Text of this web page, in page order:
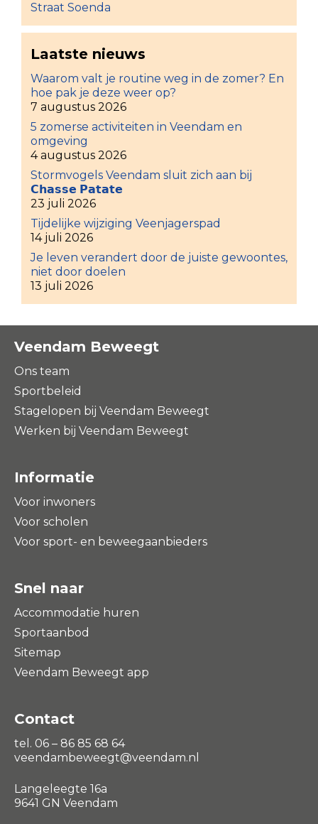
Straat Soenda
Laatste nieuws
Waarom valt je routine weg in de zomer? En
hoe pak je deze weer op?
7 augustus 2026
5 zomerse activiteiten in Veendam en
omgeving
4 augustus 2026
Stormvogels Veendam sluit zich aan bij
𝗖𝗵𝗮𝘀𝘀𝗲 𝗣𝗮𝘁𝗮𝘁𝗲
23 juli 2026
Tijdelijke wijziging Veenjagerspad
14 juli 2026
Je leven verandert door de juiste gewoontes,
niet door doelen
13 juli 2026
Veendam Beweegt
Ons team
Sportbeleid
Stagelopen bij Veendam Beweegt
Werken bij Veendam Beweegt
Informatie
Voor inwoners
Voor scholen
Voor sport- en beweegaanbieders
Snel naar
Accommodatie huren
Sportaanbod
Sitemap
Veendam Beweegt app
Contact
tel. 06 – 86 85 68 64
veendambeweegt@veendam.nl
Langeleegte 16a
9641 GN Veendam